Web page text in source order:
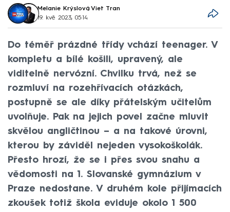
Melanie Krýslová, Viet Tran
19. kvě 2023, 05:14
Do téměř prázdné třídy vchází teenager. V
kompletu a bílé košili, upravený, ale
viditelně nervózní. Chvilku trvá, než se
rozmluví na rozehřívacích otázkách,
postupně se ale díky přátelským učitelům
uvolňuje. Pak na jejich povel začne mluvit
skvělou angličtinou – a na takové úrovni,
kterou by záviděl nejeden vysokoškolák.
Přesto hrozí, že se i přes svou snahu a
vědomosti na 1. Slovanské gymnázium v
Praze nedostane. V druhém kole přijímacích
zkoušek totiž škola eviduje okolo 1 500